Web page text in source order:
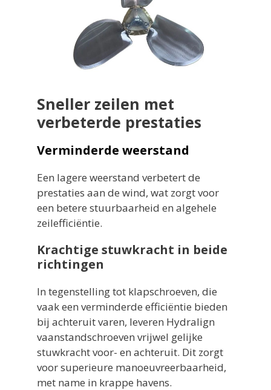
Sneller zeilen met
verbeterde prestaties
Verminderde weerstand
Een lagere weerstand verbetert de
prestaties aan de wind, wat zorgt voor
een betere stuurbaarheid en algehele
zeilefficiëntie.
Krachtige stuwkracht in beide
richtingen
In tegenstelling tot klapschroeven, die
vaak een verminderde efficiëntie bieden
bij achteruit varen, leveren Hydralign
vaanstandschroeven vrijwel gelijke
stuwkracht voor- en achteruit. Dit zorgt
voor superieure manoeuvreerbaarheid,
met name in krappe havens.